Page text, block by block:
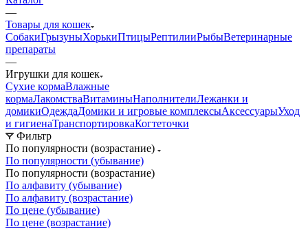
—
Товары для кошек
СобакиГрызуныХорькиПтицыРептилииРыбыВетеринарные
препараты
—
Игрушки для кошек
Сухие кормаВлажные
кормаЛакомстваВитаминыНаполнителиЛежанки и
домикиОдеждаДомики и игровые комплексыАксессуарыУход
и гигиенаТранспортировкаКогтеточки
Фильтр
По популярности (возрастание)
По популярности (убывание)
По популярности (возрастание)
По алфавиту (убывание)
По алфавиту (возрастание)
По цене (убывание)
По цене (возрастание)